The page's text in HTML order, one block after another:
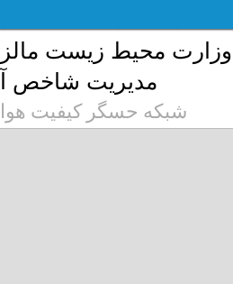
مدیریت شاخص
شبکه حسگر کیفیت هوا